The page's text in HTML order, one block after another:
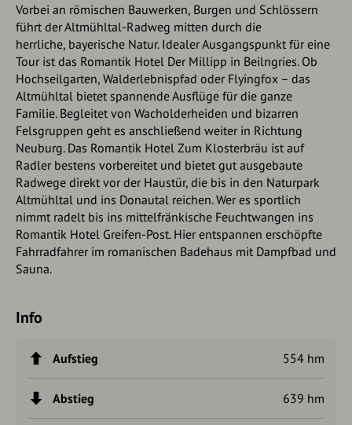
Vorbei an römischen Bauwerken, Burgen und Schlössern
führt der Altmühltal-Radweg mitten durch die
herrliche, bayerische Natur. Idealer Ausgangspunkt für eine
Tour ist das Romantik Hotel Der Millipp in Beilngries. Ob
Hochseilgarten, Walderlebnispfad oder Flyingfox – das
Altmühltal bietet spannende Ausflüge für die ganze
Familie. Begleitet von Wacholderheiden und bizarren
Felsgruppen geht es anschließend weiter in Richtung
Neuburg. Das Romantik Hotel Zum Klosterbräu ist auf
Radler bestens vorbereitet und bietet gut ausgebaute
Radwege direkt vor der Haustür, die bis in den Naturpark
Altmühltal und ins Donautal reichen. Wer es sportlich
nimmt radelt bis ins mittelfränkische Feuchtwangen ins
Romantik Hotel Greifen-Post. Hier entspannen erschöpfte
Fahrradfahrer im romanischen Badehaus mit Dampfbad und
Sauna.
Info
Aufstieg 554 hm
Abstieg 639 hm